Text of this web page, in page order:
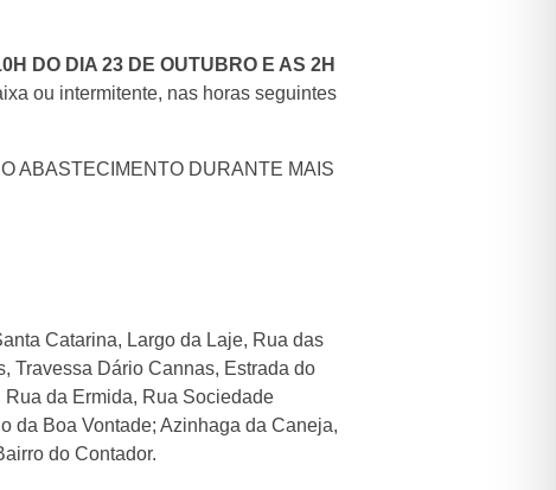
DO DIA 23 DE OUTUBRO E AS 2H
ou intermitente, nas horas seguintes
ABASTECIMENTO DURANTE MAIS
Catarina, Largo da Laje, Rua das
Travessa Dário Cannas, Estrada do
da Ermida, Rua Sociedade
da Boa Vontade; Azinhaga da Caneja,
do Contador.